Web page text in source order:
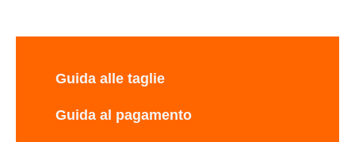
Guida alle taglie
Guida al pagamento